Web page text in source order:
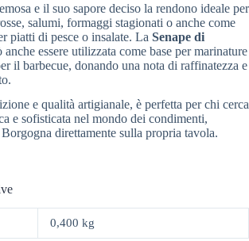
e il suo sapore deciso la rendono ideale per
salumi, formaggi stagionati o anche come
piatti di pesce o insalate. La Senape di
anche essere utilizzata come base per marinature
il barbecue, donando una nota di raffinatezza e
e qualità artigianale, è perfetta per chi cerca
e sofisticata nel mondo dei condimenti,
direttamente sulla propria tavola.
0,400 kg